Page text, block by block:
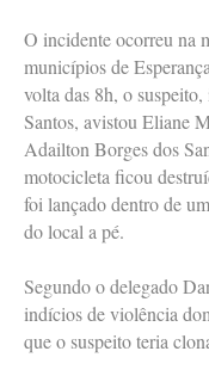
O incidente ocorreu na
municípios de
volta das 8h, o
Santos, avistou Eliane
Adailton Borges dos
motocicleta ficou
foi lançado dentro de
do local a pé.
Segundo o delegado
indícios de violência
que o suspeito teria